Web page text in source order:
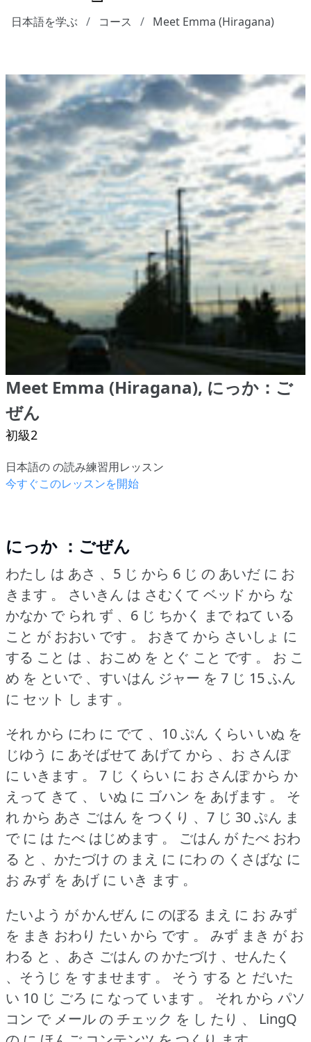
日本語を学ぶ コース Meet Emma (Hiragana)
Meet Emma (Hiragana), にっか：ご
ぜん
初級2
日本語の の読み練習用レッスン
今すぐこのレッスンを開始
にっか ：ごぜん
わたし は あさ 、5 じ から 6 じ の あいだ に お
きます 。
さいきん は さむくて ベッド から な
かなか で られ ず 、6 じ ちかく まで ねて いる
こと が おおい です 。
おきて から さいしょ に
する こと は 、おこめ を とぐ こと です 。
お こ
め を といで 、すいはん ジャー を 7 じ 15 ふん
に セット し ます 。
それ から にわ に でて 、10 ぷん くらい いぬ を
じゆう に あそばせて あげて から 、お さんぽ
に いきます 。
7 じ くらい に お さんぽ から か
えって きて 、 いぬ に ゴハン を あげます 。
そ
れ から あさ ごはん を つくり 、7 じ 30 ぷん ま
で に は たべ はじめます 。
ごはん が たべ おわ
る と 、かたづけ の まえ に にわ の くさばな に
お みず を あげ に いき ます 。
たいよう が かんぜん に のぼる まえ に お みず
を まき おわり たい から です 。
みず まき が お
わる と 、あさ ごはん の かたづけ 、せんたく
、そうじ を すませます 。
そう する と だいた
い 10 じ ごろ に なって います 。
それ から パソ
コン で メール の チェック を し たり 、 LingQ